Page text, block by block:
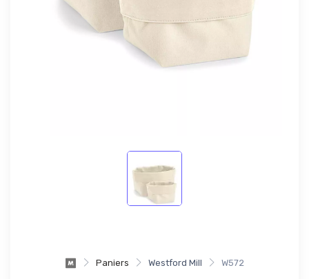
Paniers Westford Mill W572